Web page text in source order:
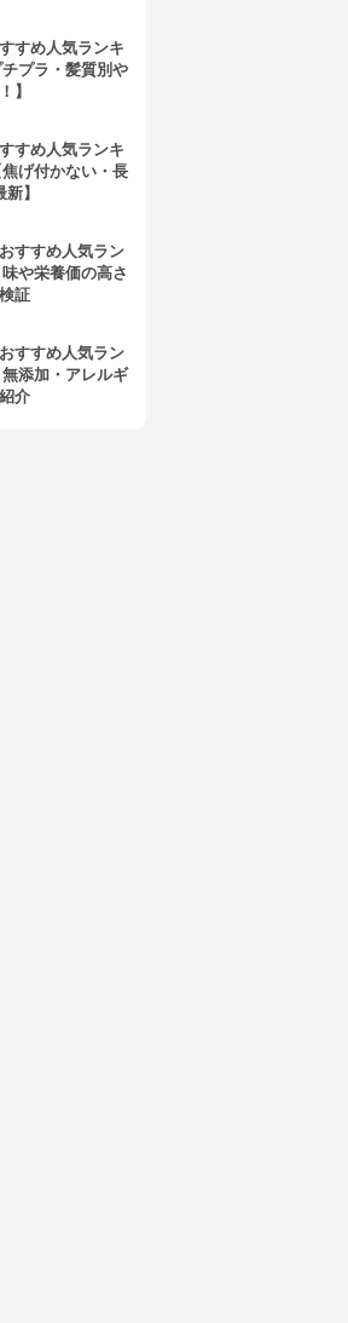
すめ人気ランキ
プラ・髪質別や
】
すめ人気ランキ
げ付かない・長
】
すすめ人気ラン
や栄養価の高さ
証
すすめ人気ラン
添加・アレルギ
介